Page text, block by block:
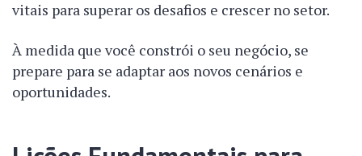
vitais para superar os desafios e crescer no setor.
À medida que você constrói o seu negócio, se
prepare para se adaptar aos novos cenários e
oportunidades.